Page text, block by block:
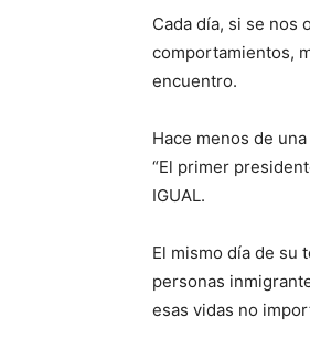
Cada día, si se nos
comportamientos,
encuentro.
Hace menos de
“El primer
IGUAL.
El mismo día de su
personas
esas vidas no